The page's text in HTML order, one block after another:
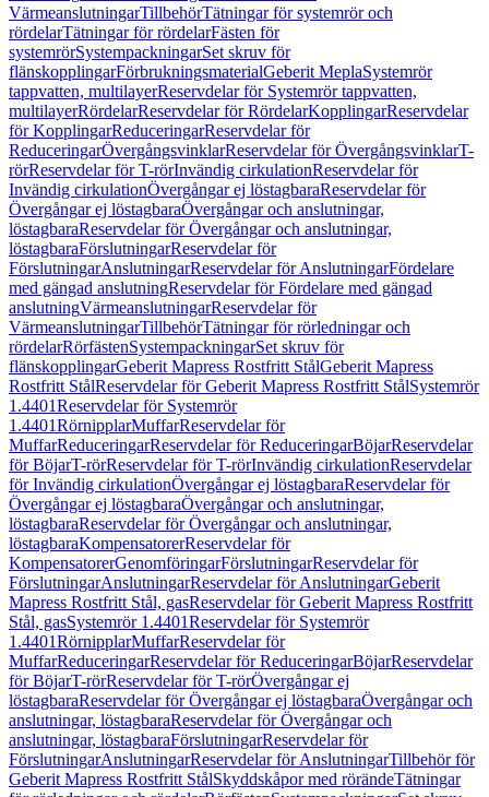
VärmeanslutningarTillbehörTätningar för systemrör och
rördelarTätningar för rördelarFästen för
systemrörSystempackningarSet skruv för
flänskopplingarFörbrukningsmaterialGeberit MeplaSystemrör
tappvatten, multilayerReservdelar för Systemrör tappvatten,
multilayerRördelarReservdelar för RördelarKopplingarReservdelar
för KopplingarReduceringarReservdelar för
ReduceringarÖvergångsvinklarReservdelar för ÖvergångsvinklarT-
rörReservdelar för T-rörInvändig cirkulationReservdelar för
Invändig cirkulationÖvergångar ej löstagbaraReservdelar för
Övergångar ej löstagbaraÖvergångar och anslutningar,
löstagbaraReservdelar för Övergångar och anslutningar,
löstagbaraFörslutningarReservdelar för
FörslutningarAnslutningarReservdelar för AnslutningarFördelare
med gängad anslutningReservdelar för Fördelare med gängad
anslutningVärmeanslutningarReservdelar för
VärmeanslutningarTillbehörTätningar för rörledningar och
rördelarRörfästenSystempackningarSet skruv för
flänskopplingarGeberit Mapress Rostfritt StålGeberit Mapress
Rostfritt StålReservdelar för Geberit Mapress Rostfritt StålSystemrör
1.4401Reservdelar för Systemrör
1.4401RörnipplarMuffarReservdelar för
MuffarReduceringarReservdelar för ReduceringarBöjarReservdelar
för BöjarT-rörReservdelar för T-rörInvändig cirkulationReservdelar
för Invändig cirkulationÖvergångar ej löstagbaraReservdelar för
Övergångar ej löstagbaraÖvergångar och anslutningar,
löstagbaraReservdelar för Övergångar och anslutningar,
löstagbaraKompensatorerReservdelar för
KompensatorerGenomföringarFörslutningarReservdelar för
FörslutningarAnslutningarReservdelar för AnslutningarGeberit
Mapress Rostfritt Stål, gasReservdelar för Geberit Mapress Rostfritt
Stål, gasSystemrör 1.4401Reservdelar för Systemrör
1.4401RörnipplarMuffarReservdelar för
MuffarReduceringarReservdelar för ReduceringarBöjarReservdelar
för BöjarT-rörReservdelar för T-rörÖvergångar ej
löstagbaraReservdelar för Övergångar ej löstagbaraÖvergångar och
anslutningar, löstagbaraReservdelar för Övergångar och
anslutningar, löstagbaraFörslutningarReservdelar för
FörslutningarAnslutningarReservdelar för AnslutningarTillbehör för
Geberit Mapress Rostfritt StålSkyddskåpor med rörändeTätningar